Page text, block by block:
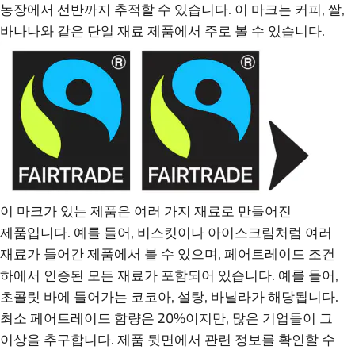
농장에서 선반까지 추적할 수 있습니다. 이 마크는 커피, 쌀,
바나나와 같은 단일 재료 제품에서 주로 볼 수 있습니다.
이 마크가 있는 제품은 여러 가지 재료로 만들어진
제품입니다. 예를 들어, 비스킷이나 아이스크림처럼 여러
재료가 들어간 제품에서 볼 수 있으며, 페어트레이드 조건
하에서 인증된 모든 재료가 포함되어 있습니다. 예를 들어,
초콜릿 바에 들어가는 코코아, 설탕, 바닐라가 해당됩니다.
최소 페어트레이드 함량은 20%이지만, 많은 기업들이 그
이상을 추구합니다. 제품 뒷면에서 관련 정보를 확인할 수